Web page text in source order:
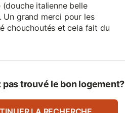
italienne belle
grand merci pour les
chouchoutés et cela fait du
pas trouvé le bon logement?